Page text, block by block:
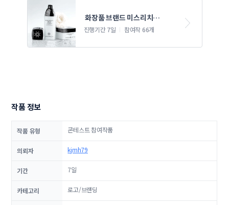
화장품 브랜드 미스리치
(MISSRICH) 로고의뢰합니다
진행기간 7일 참여작 66개
작품 정보
작품 유형 콘테스트 참여작품
의뢰자 kjmh79
기간 7일
카테고리 로고/브랜딩